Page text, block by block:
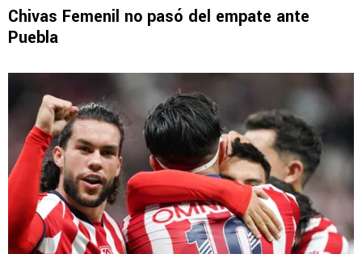
Chivas Femenil no pasó del empate ante
Puebla